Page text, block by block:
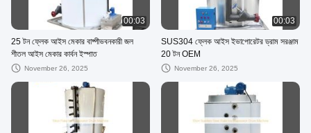
00:03
25 টন ফ্লেক আইস মেকার বাষ্পীভবনকারী জল
শীতল আইস মেকার কার্বন ইস্পাত
November 26, 2025
00:03
SUS304 ফ্লেক আইস ইভাপোরেটর ড্রাম সরঞ্জাম
20 টন OEM
November 26, 2025